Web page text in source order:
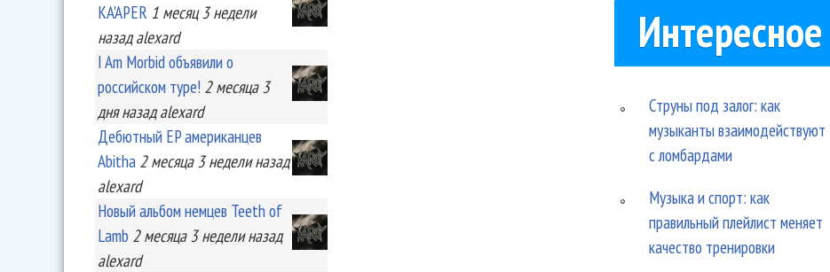
KA'APER 1 месяц 3 недели
назад alexard
I Am Morbid объявили о
российском туре! 2 месяца 3
дняназад alexard
Дебютный EP американцев
Abitha 2 месяца 3 неделиназад
alexard
Новый альбом немцев Teeth of
Lamb 2 месяца 3 неделиназад
alexard
Интересное
Струны под залог: как
музыканты взаимодействуют
с ломбардами
Музыка и спорт: как
правильный плейлист меняет
качество тренировки